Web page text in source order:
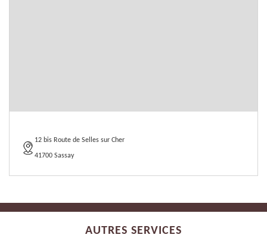
12 bis Route de Selles sur Cher
41700 Sassay
AUTRES SERVICES